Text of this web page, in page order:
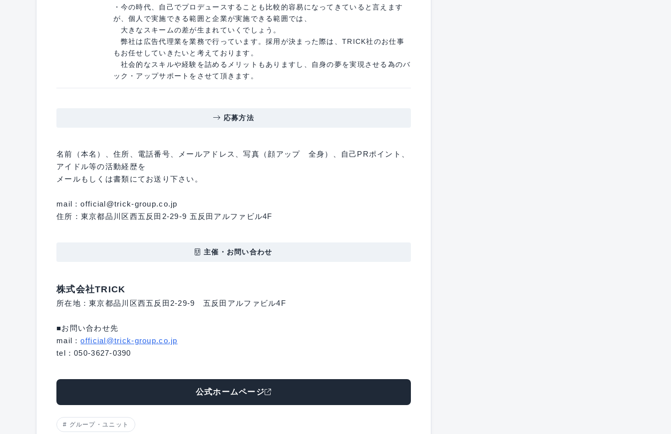
・今の時代、自己でプロデュースすることも比較的容易になってきていると言えます
が、個人で実施できる範囲と企業が実施できる範囲では、
大きなスキームの差が生まれていくでしょう。
弊社は広告代理業を業務で行っています。採用が決まった際は、TRICK社のお仕事
もお任せしていきたいと考えております。
社会的なスキルや経験を詰めるメリットもありますし、自身の夢を実現させる為のバ
ック・アップサポートをさせて頂きます。
応募方法
名前（本名）、住所、電話番号、メールアドレス、写真（顔アップ 全身）、自己PRポイント、
アイドル等の活動経歴を
メールもしくは書類にてお送り下さい。
mail：official@trick-group.co.jp
住所：東京都品川区西五反田2-29-9 五反田アルファビル4F
主催・お問い合わせ
株式会社TRICK
所在地：東京都品川区西五反田2-29-9 五反田アルファビル4F
■お問い合わせ先
mail：official@trick-group.co.jp
tel：050-3627-0390
公式ホームページ
グループ・ユニット